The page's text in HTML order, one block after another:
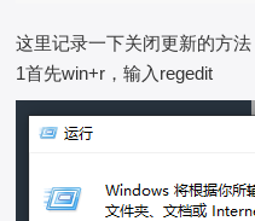
这里记录一下关闭更新的方法
1首先win+r，输入regedit